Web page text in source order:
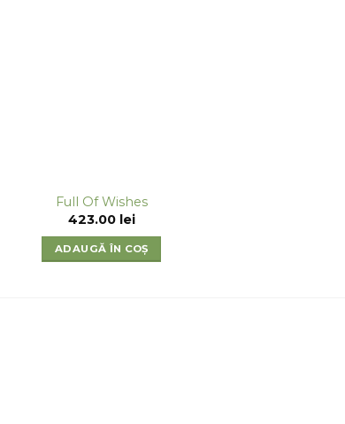
Full Of Wishes
423.00 lei
ADAUGĂ ÎN COȘ